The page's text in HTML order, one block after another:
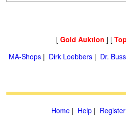
[ Gold Auktion ] [
MA-Shops | Dirk Loebbers | Dr.
Home | Help | Register